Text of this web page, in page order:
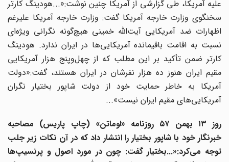
علیه آمریکا، طی گزارشی از آمریکا چنین نوشت:«...هودینگ کارتر
سخنگوی وزارت خارجه آمریکا گفت: وزارت خارجه آمریکا علیرغم
اظهارات ضد آمریکایی آیت‌الله خمینی هیچ‌گونه نگرانی ویژه‌ای
نسبت به اقامت باقیمانده آمریکایی‌ها در ایران ندارد. هودینگ
کارتر ضمن تأکید بر این مطلب که از چهل‌وپنج هزار آمریکایی
مقیم ایران هنوز ده هزار نفرشان در ایران هستند، گفت:«دولت
آمریکا به خاطر حمایت خود از دولت شاپور بختیار نگران
آمریکایی‌های مقیم ایران نیست»...
روز ۱۳ بهمن ۵۷ روزنامه «لوماتن» (چاپ پاریس) مصاحبه
خبرنگار خود با شاپور بختیار را انتشار داد که در آن نکات زیر جلب
توجه می‌کرد:«...بختیار گفت: چون در مورد اصول و پرنسیپ‌ها